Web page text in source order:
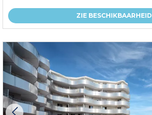
ZIE BESCHIKBAARHEID